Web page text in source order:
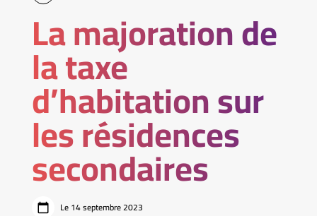
La majoration de
la taxe
d’habitation sur
les résidences
secondaires
Le 14 septembre 2023